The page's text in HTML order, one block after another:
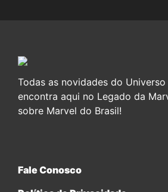
Todas as novidades do
encontra aqui no Legado da
sobre Marvel do Brasil!
Fale Conosco